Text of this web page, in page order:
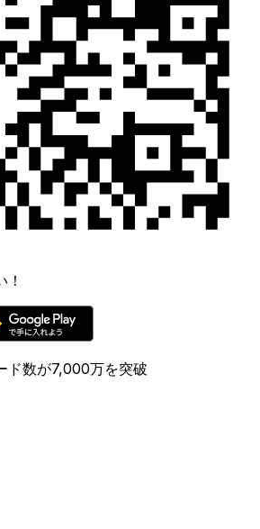
ド数が7,000万を突破